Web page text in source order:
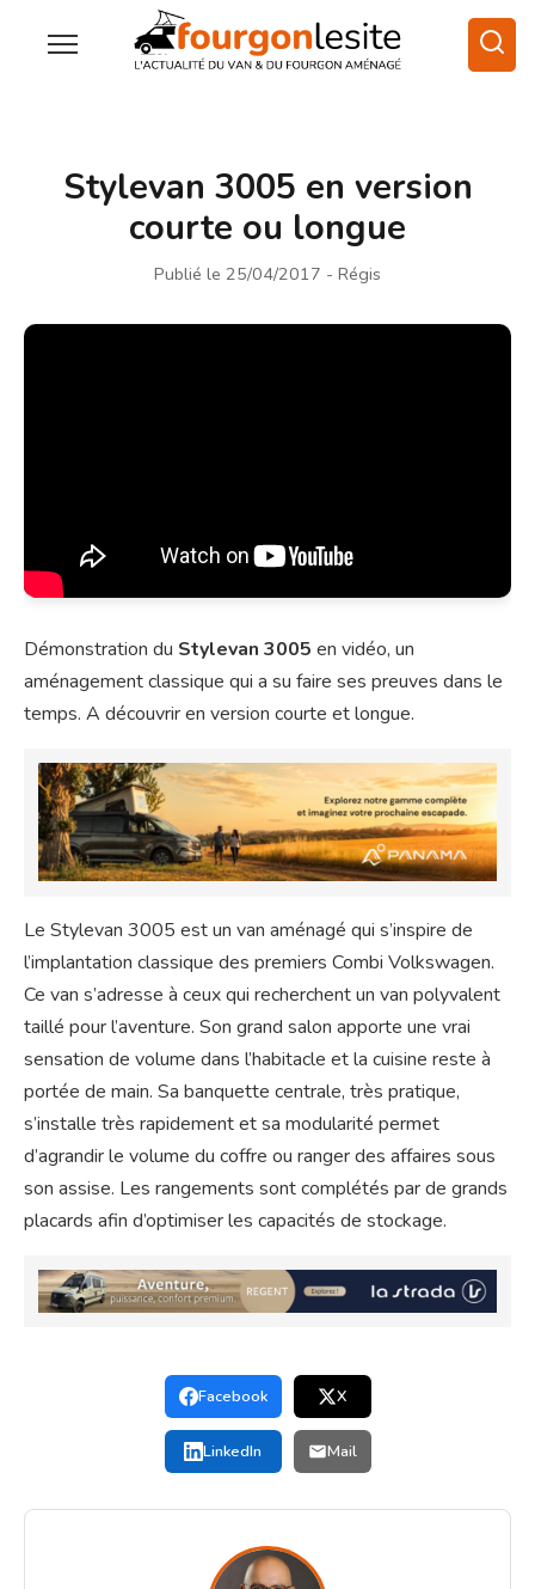
Stylevan 3005 en version
courte ou longue
Publié le 25/04/2017 - Régis
Démonstration du Stylevan 3005 en vidéo, un
aménagement classique qui a su faire ses preuves dans le
temps. A découvrir en version courte et longue.
Le Stylevan 3005 est un van aménagé qui s’inspire de
l’implantation classique des premiers Combi Volkswagen.
Ce van s’adresse à ceux qui recherchent un van polyvalent
taillé pour l’aventure. Son grand salon apporte une vrai
sensation de volume dans l’habitacle et la cuisine reste à
portée de main. Sa banquette centrale, très pratique,
s’installe très rapidement et sa modularité permet
d’agrandir le volume du coffre ou ranger des affaires sous
son assise. Les rangements sont complétés par de grands
placards afin d’optimiser les capacités de stockage.
Facebook X
LinkedIn Mail